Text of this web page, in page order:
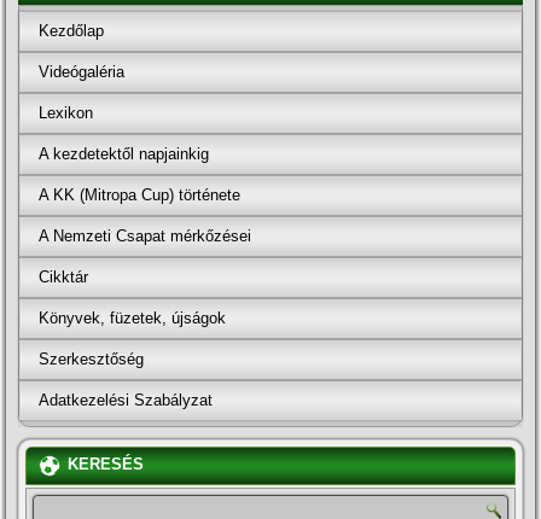
Kezdőlap
Videógaléria
Lexikon
A kezdetektől napjainkig
A KK (Mitropa Cup) története
A Nemzeti Csapat mérkőzései
Cikktár
Könyvek, füzetek, újságok
Szerkesztőség
Adatkezelési Szabályzat
KERESÉS